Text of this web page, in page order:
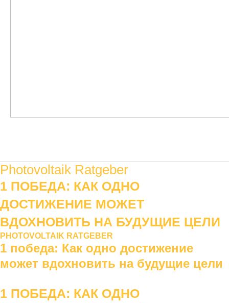
Photovoltaik Ratgeber
1 ПОБЕДА: КАК ОДНО
ДОСТИЖЕНИЕ МОЖЕТ
ВДОХНОВИТЬ НА БУДУЩИЕ ЦЕЛИ
PHOTOVOLTAIK RATGEBER
1 победа: Как одно достижение
может вдохновить на будущие цели
1 ПОБЕДА: КАК ОДНО